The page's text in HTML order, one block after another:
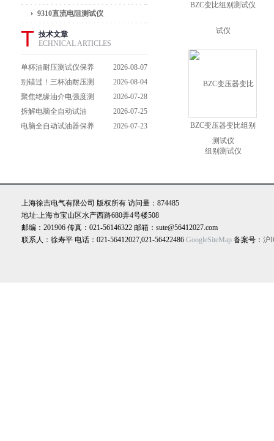
9310直流电阻测试仪
T 技术文章
ECHNICAL ARTICLES
单杯油耐压测试仪保养
避坑指南：细节做到
位，设备不闹脾气
2026-08-07
别错过！三杯油耐压测
试仪操作流程全解析，
一步到位不踩坑
2026-08-04
聚焦绝缘油介电强度测
试仪：那些决定检测效
能的关键特点
2026-07-28
拆解电脑全自动试油
器：核心组成部件，藏
2026-07-25
电脑全自动试油器保养
2026-07-23
BZC变比组别测试仪
BZC变压器变比组别
测试仪
上海徐吉电气有限公司 版权所有 访问量：874485
地址:上海市宝山区水产西路680弄4号楼508
邮编：201906 传真：021-56146322 邮箱：sute@56412027.com
联系人：徐寿平 电话：021-56412027,021-56422486 GoogleSiteMap 备案号： 沪